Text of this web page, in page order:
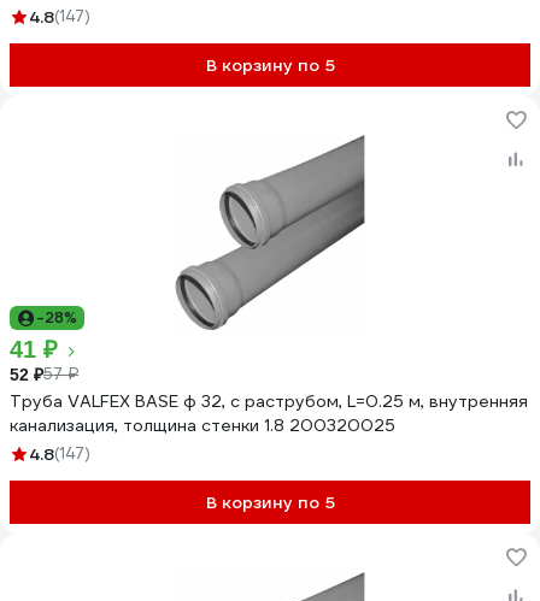
4.8(147)
В корзину по 5
-28%
41 ₽
52 ₽57 ₽
Труба VALFEX BASE ф 32, с раструбом, L=0.25 м, внутренняя
канализация, толщина стенки 1.8 200320025
4.8(147)
В корзину по 5